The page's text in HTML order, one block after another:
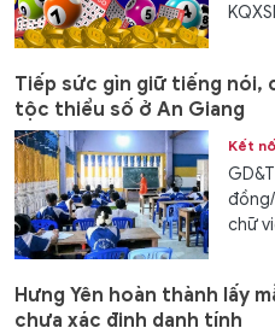
Tiếp sức gìn giữ tiếng nói,
tộc thiểu số ở An Giang
Kết
chữ
Hưng Yên hoàn thành lấy
chưa xác định danh tính